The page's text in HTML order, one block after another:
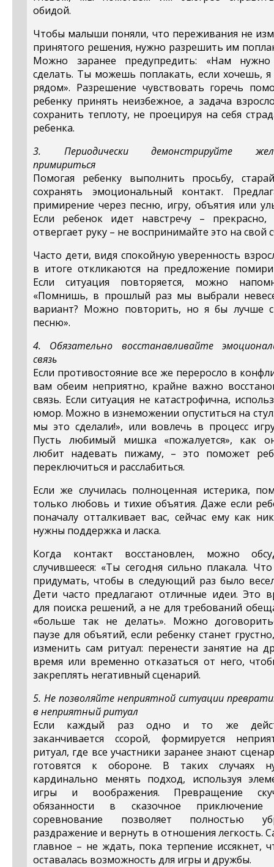
обидой.
Чтобы малыши поняли, что переживания не
принятого решения, нужно разрешить им
Можно заранее предупредить: «Нам
сделать. Ты можешь поплакать, если хочешь, я
рядом». Разрешение чувствовать горечь
ребенку принять неизбежное, а задача
сохранить теплоту, не проецируя на себя
ребенка.
3. Периодически демонстрируйте
примириться
Помогая ребенку выполнить просьбу,
сохранять эмоциональный контакт.
примирение через песню, игру, объятия или
Если ребенок идет навстречу – прекрасно,
отвергает руку – не воспринимайте это на свой
Часто дети, видя спокойную уверенность
в итоге откликаются на предложение
Если ситуация повторяется, можно
«Помнишь, в прошлый раз мы выбрали
вариант? Можно повторить, но я бы лучше
песню».
4. Обязательно восстанавливайте
связь
Если противостояние все же переросло в
вам обеим неприятно, крайне важно
связь. Если ситуация не катастрофична,
юмор. Можно в изнеможении опуститься на
мы это сделали!», или вовлечь в процесс
Пусть любимый мишка «пожалуется», как
любит надевать пижаму, – это поможет
переключиться и расслабиться.
Если же случилась полноценная истерика,
только любовь и тихие объятия. Даже если
поначалу отталкивает вас, сейчас ему как
нужны поддержка и ласка.
Когда контакт восстановлен, можно
случившееся: «Ты сегодня сильно плакала.
придумать, чтобы в следующий раз было
Дети часто предлагают отличные идеи. Это
для поиска решений, а не для требований
«больше так не делать». Можно
паузе для объятий, если ребенку станет
изменить сам ритуал: перенести занятие на
время или временно отказаться от него,
закреплять негативный сценарий.
5. Не позволяйте неприятной ситуации
в неприятный ритуал
Если каждый раз одно и то же
заканчивается ссорой, формируется
ритуал, где все участники заранее знают
готовятся к обороне. В таких случаях
кардинально менять подход, используя
игры и воображения. Превращение
обязанности в сказочное приключение
соревнование позволяет полностью
раздражение и вернуть в отношения легкость.
главное – не ждать, пока терпение иссякнет,
оставалась возможность для игры и дружбы.